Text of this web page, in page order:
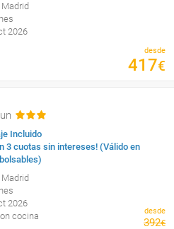
2026
desde
417€
Incluido
3 cuotas sin intereses! (Válido en
2026
cocina
desde
392€